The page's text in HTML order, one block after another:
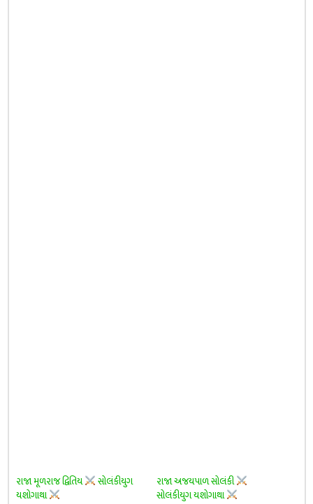
રાજા મૂળરાજ દ્વિતિય
સોલંકીયુગ
યશોગાથા
રાજા અજયપાળ સોલંકી
સોલંકીયુગ યશોગાથા